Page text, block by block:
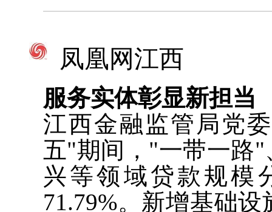
凤凰网江西
服务实体彰显新担当
江西金融监管局党
五"期间，"一带一路
兴等领域贷款规模
71.79%。新增基础